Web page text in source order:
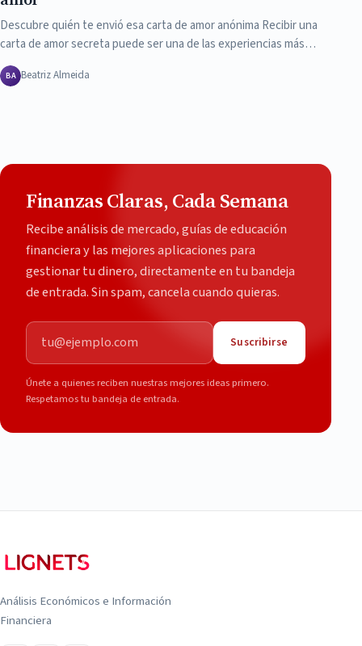
Descubre quién te envió esa carta de amor anónima Recibir una
carta de amor secreta puede ser una de las experiencias más…
BA Beatriz Almeida
Finanzas Claras, Cada Semana
Recibe análisis de mercado, guías de educación
financiera y las mejores aplicaciones para
gestionar tu dinero, directamente en tu bandeja
de entrada. Sin spam, cancela cuando quieras.
Correo electrónico
Suscribirse
Únete a quienes reciben nuestras mejores ideas primero.
Respetamos tu bandeja de entrada.
Análisis Económicos e Información
Financiera